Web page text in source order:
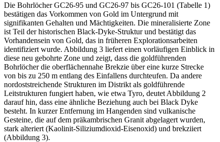
Die Bohrlöcher GC26-95 und GC26-97 bis GC26-101 (Tabelle 1)
bestätigen das Vorkommen von Gold im Untergrund mit
signifikanten Gehalten und Mächtigkeiten. Die mineralisierte Zone
ist Teil der historischen Black-Dyke-Struktur und bestätigt das
Vorhandensein von Gold, das in früheren Explorationsarbeiten
identifiziert wurde. Abbildung 3 liefert einen vorläufigen Einblick in
diese neu gebohrte Zone und zeigt, dass die goldführenden
Bohrlöcher die oberflächennahe Brekzie über eine kurze Strecke
von bis zu 250 m entlang des Einfallens durchteufen. Da andere
nordoststreichende Strukturen im Distrikt als goldführende
Leitstrukturen fungiert haben, wie etwa Tyro, deutet Abbildung 2
darauf hin, dass eine ähnliche Beziehung auch bei Black Dyke
besteht. In kurzer Entfernung im Hangenden sind vulkanische
Gesteine, die auf dem präkambrischen Granit abgelagert wurden,
stark alteriert (Kaolinit-Siliziumdioxid-Eisenoxid) und brekziiert
(Abbildung 3).